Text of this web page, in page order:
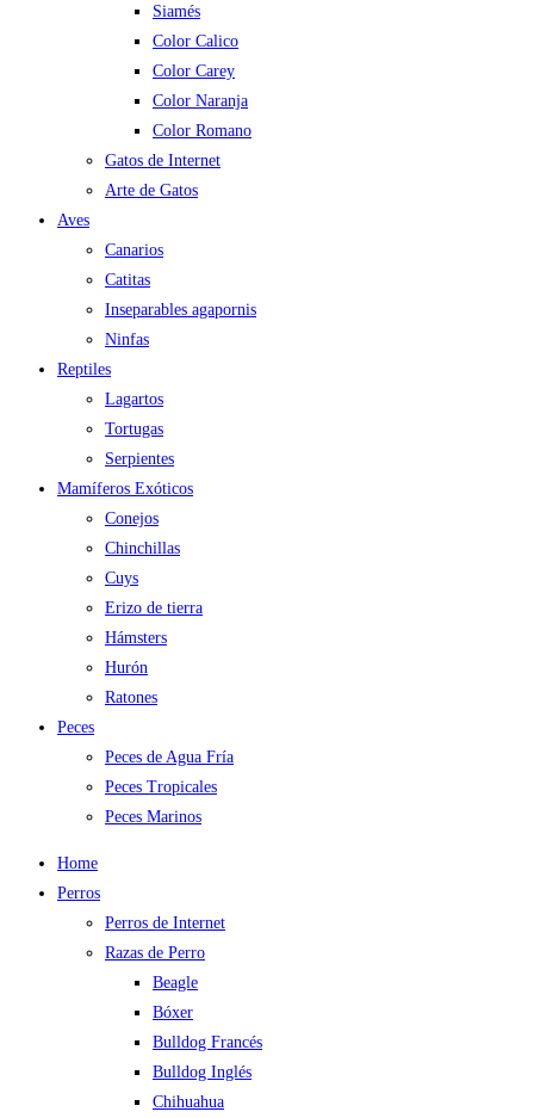
Siamés
Color Calico
Color Carey
Color Naranja
Color Romano
Gatos de Internet
Arte de Gatos
Aves
Canarios
Catitas
Inseparables agapornis
Ninfas
Reptiles
Lagartos
Tortugas
Serpientes
Mamíferos Exóticos
Conejos
Chinchillas
Cuys
Erizo de tierra
Hámsters
Hurón
Ratones
Peces
Peces de Agua Fría
Peces Tropicales
Peces Marinos
Home
Perros
Perros de Internet
Razas de Perro
Beagle
Bóxer
Bulldog Francés
Bulldog Inglés
Chihuahua